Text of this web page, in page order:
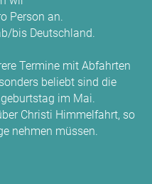
Person an.
bis Deutschland.
Termine mit Abfahrten
beliebt sind die
im Mai.
Christi Himmelfahrt, so
nehmen müssen.